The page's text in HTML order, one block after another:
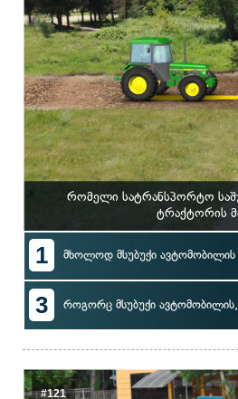
რომელი სატრანსპორტო
ტრაქტორის
1 მხოლოდ მსუბუქი
3 როგორც მსუბუქი ავტომობილის,
#121